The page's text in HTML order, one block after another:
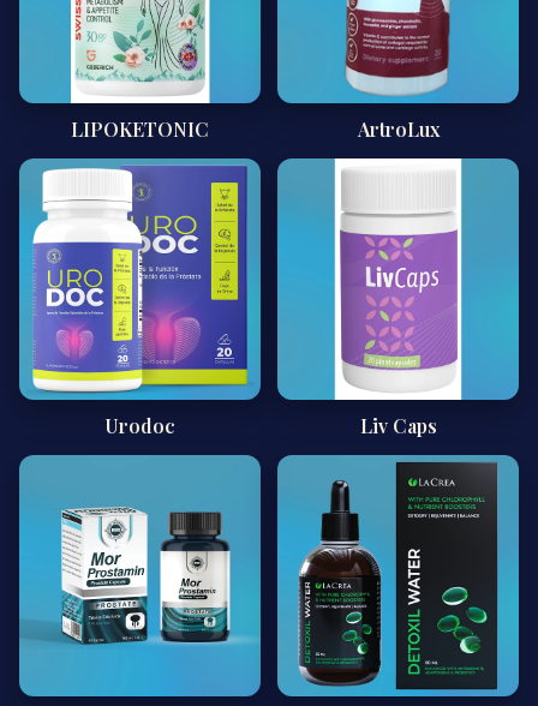
LIPOKETONIC ArtroLux
Urodoc Liv Caps